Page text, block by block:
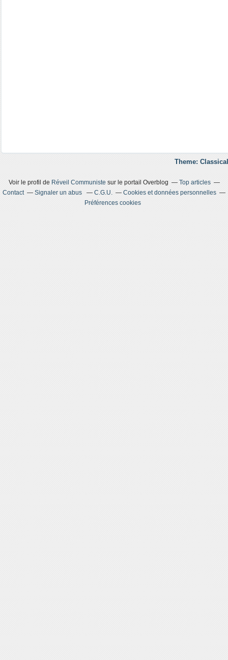
Theme:
Voir le profil de Réveil Communiste sur le portail Overblog
Top articles
Contact
Signaler un abus C.G.U.
Cookies et données personnelles
Préférences cookies